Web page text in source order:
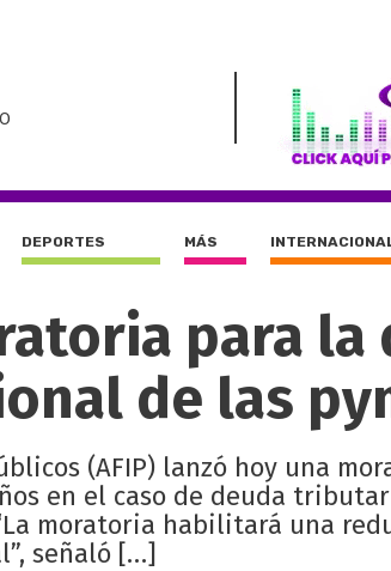
DEPORTES MÁS
para la
de las
(AFIP) lanzó hoy una
en el caso de deuda
moratoria habilitará una
señaló […]